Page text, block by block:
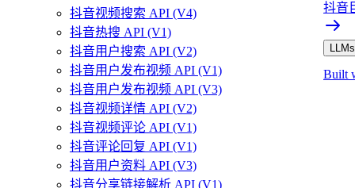
抖音视频搜索 API (V4)
抖音热搜 API (V1)
抖音用户搜索 API (V2)
抖音用户发布视频 API (V1)
抖音用户发布视频 API (V3)
抖音视频详情 API (V2)
抖音视频评论 API (V1)
抖音评论回复 API (V1)
抖音用户资料 API (V3)
抖音分享链接解析 API (V1)
抖音
Built